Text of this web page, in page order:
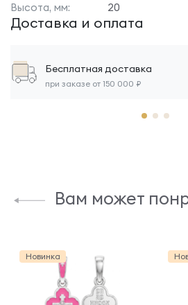
Высота, мм: 20
Доставка и оплата
Бесплатная доставка
при заказе от 150 000 ₽
Вам может
Новинка